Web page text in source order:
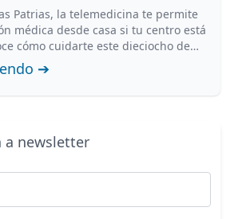
Patrias, la telemedicina te permite
médica desde casa si tu centro está
cómo cuidarte este dieciocho de
➔
a newsletter